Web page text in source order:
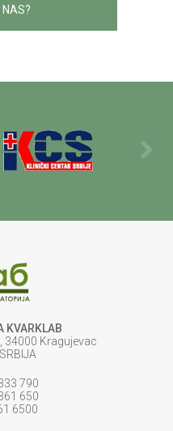
NAS?
KVARKLAB
34000 Kragujevac
790
650
6500